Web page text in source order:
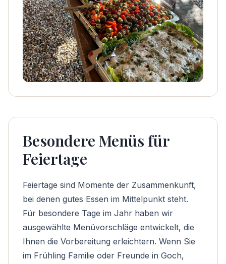
Besondere Menüs für
Feiertage
Feiertage sind Momente der Zusammenkunft,
bei denen gutes Essen im Mittelpunkt steht.
Für besondere Tage im Jahr haben wir
ausgewählte Menüvorschläge entwickelt, die
Ihnen die Vorbereitung erleichtern. Wenn Sie
im Frühling Familie oder Freunde in Goch,